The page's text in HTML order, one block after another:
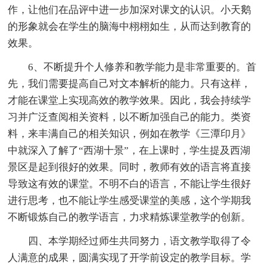
作，让他们在品评中进一步加深对课文的认识。小天鹅
的形象就会在学生的脑海中栩栩如生，从而达到教育的
效果。
6、不断提升个人修养和教学能力是非常重要的。首
先，我们需要提高自己对文本解析的能力。只有这样，
才能在课堂上实现高效的教学效果。因此，我会持续学
习并广泛查阅相关资料，以不断加强自己的能力。类资
料，来丰满自己的相关知识，例如在教学《三潭印月》
中就深入了解了“西湖十景”，在上课时，学生提及西湖
景区是起到很好的效果。同时，教师有效的语言将直接
导致这有效的课堂。不明不白的语言，不能让学生很好
进行思考，也不能让学生感受课堂的美感，这个学期我
不断锻炼自己的教学语言，力求精炼课堂教学的创新。
四、本学期经过师生共同努力，语文教学取得了令
人满意的成果，圆满实现了开学前设定的教学目标。学